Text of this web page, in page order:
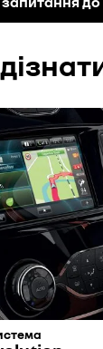
в пам'яті